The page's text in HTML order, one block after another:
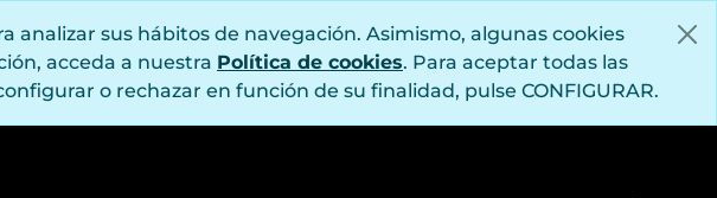
analizar sus hábitos de navegación. Asimismo, algunas cookies
acceda a nuestra Política de cookies. Para aceptar todas las
o rechazar en función de su finalidad, pulse CONFIGURAR.